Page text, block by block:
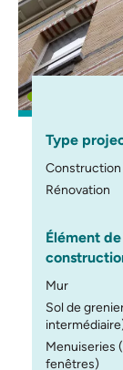
Type
Rénovation
Élément de
Mur
Sol de
Menuiseries
fenêtres)